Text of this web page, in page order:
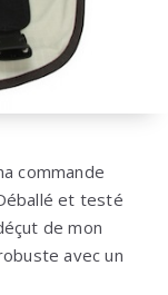
commande
et testé
de mon
avec un